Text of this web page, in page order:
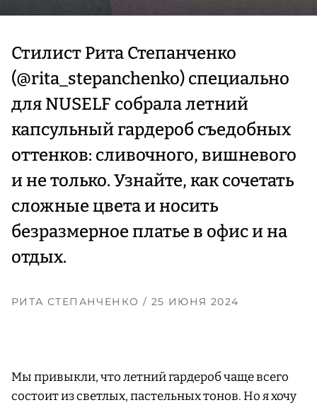
Стилист Рита Степанченко
(@rita_stepanchenko) специально
для NUSELF собрала летний
капсульный гардероб съедобных
оттенков: сливочного, вишневого
и не только. Узнайте, как сочетать
сложные цвета и носить
безразмерное платье в офис и на
отдых.
РИТА СТЕПАНЧЕНКО / 25 ИЮНЯ 2024
Мы привыкли, что летний гардероб чаще всего
состоит из светлых, пастельных тонов. Но я хочу